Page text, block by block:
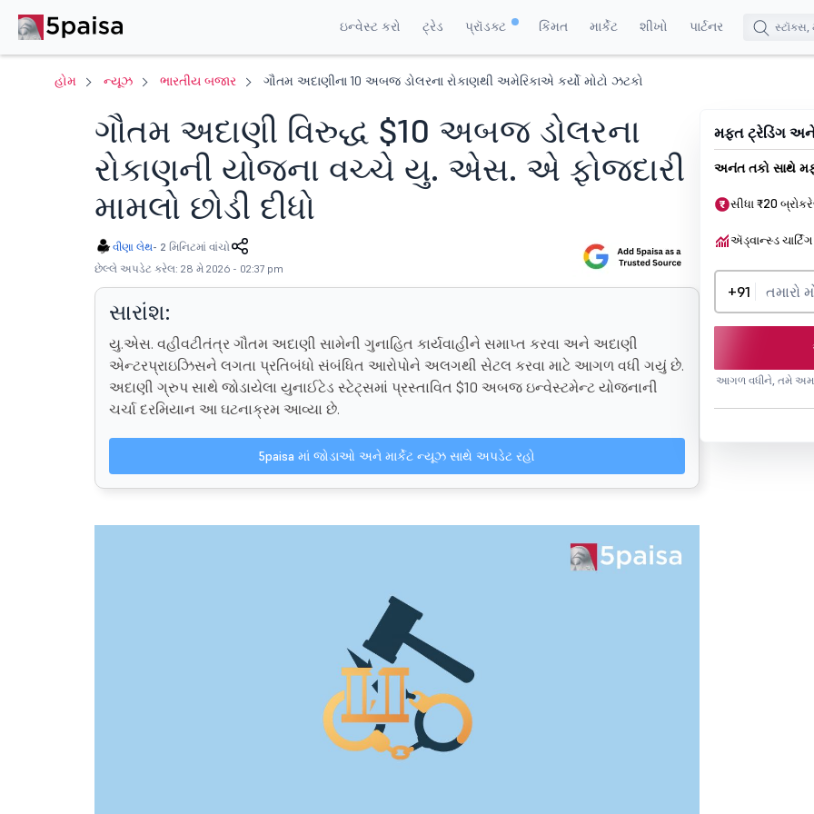
ઇન્વેસ્ટ કરો ટ્રેડ પ્રૉડક્ટ કિંમત માર્કેટ શીખો પાર્ટનર
હોમ ન્યૂઝ ભારતીય બજાર ગૌતમ અદાણીના 10 અબજ ડોલરના રોકાણથી અમેરિકાએ કર્યો મોટો ઝટકો
ગૌતમ અદાણી વિરુદ્ધ $10 અબજ ડોલરના
રોકાણની યોજના વચ્ચે યુ. એસ. એ ફોજદારી
મામલો છોડી દીધો
વીણા લેથ- 2 મિનિટમાં વાંચો
છેલ્લે અપડેટ કરેલ: 28 મે 2026 - 02:37 pm
સારાંશ:
યુ.એસ. વહીવટીતંત્ર ગૌતમ અદાણી સામેની ગુનાહિત કાર્યવાહીને સમાપ્ત કરવા અને અદાણી
એન્ટરપ્રાઇઝિસને લગતા પ્રતિબંધો સંબંધિત આરોપોને અલગથી સેટલ કરવા માટે આગળ વધી ગયું છે.
અદાણી ગ્રુપ સાથે જોડાયેલા યુનાઈટેડ સ્ટેટ્સમાં પ્રસ્તાવિત $10 અબજ ઇન્વેસ્ટમેન્ટ યોજનાની
ચર્ચા દરમિયાન આ ઘટનાક્રમ આવ્યા છે.
5paisa માં જોડાઓ અને માર્કેટ ન્યૂઝ સાથે અપડેટ રહો
મફત ટ્રેડિંગ
અનંત તકો સાથે
સીધા ₹20
ઍડ્વાન્સ્ડ ચાર્ટિંગ
+91
આગળ વધીને, તમે